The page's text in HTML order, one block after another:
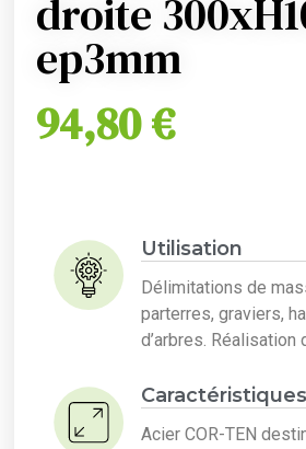
droite
ep3mm
94,80€
Utilisation
Délimitations de
parterres, graviers,
d’arbres. Réalisation
Caractéristiques
Acier COR-TEN